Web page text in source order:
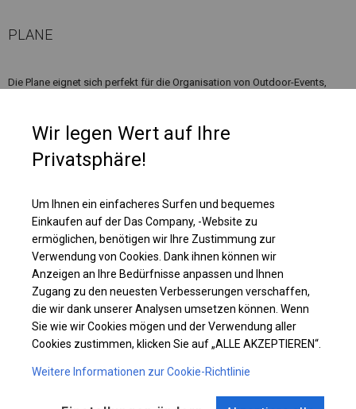
PLANE
Die Plane eignet sich perfekt für die Organisation von Outdoor-Events,
besonderen Anlässen. Es kann auch als Pavillon, Garten- oder
Terrassenzelt verwendet werden. Das Zelt kann auch als Gewerbefläche
und zusätzlicher Platz in Ihren Räumlichkeiten genutzt werden.
Einzelheiten ansehen
Plane ändern
KONSTRUKTION
WINTER
Wir legen Wert auf Ihre
Privatsphäre!
Um Ihnen ein einfacheres Surfen und bequemes
Einkaufen auf der Das Company, -Website zu
ermöglichen, benötigen wir Ihre Zustimmung zur
Verwendung von Cookies. Dank ihnen können wir
Anzeigen an Ihre Bedürfnisse anpassen und Ihnen
Zugang zu den neuesten Verbesserungen verschaffen,
die wir dank unserer Analysen umsetzen können. Wenn
Sie wie wir Cookies mögen und der Verwendung aller
Cookies zustimmen, klicken Sie auf „ALLE AKZEPTIEREN“.
Weitere Informationen zur Cookie-Richtlinie